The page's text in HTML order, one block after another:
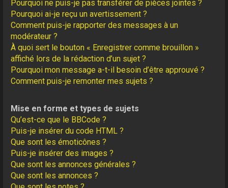
Pourquoi ne puis-je pas transférer de pièces jointes ?
Pourquoi ai-je reçu un avertissement ?
Comment puis-je rapporter des messages à un
modérateur ?
À quoi sert le bouton « Enregistrer comme brouillon »
affiché lors de la rédaction d’un sujet ?
Pourquoi mon message a-t-il besoin d’être approuvé ?
Comment puis-je remonter mes sujets ?
Mise en forme et types de sujets
Qu’est-ce que le BBCode ?
Puis-je insérer du code HTML ?
Que sont les émoticônes ?
Puis-je insérer des images ?
Que sont les annonces générales ?
Que sont les annonces ?